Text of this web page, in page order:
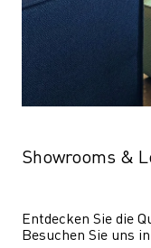
Showrooms &
Entdecken Sie die
Besuchen Sie uns